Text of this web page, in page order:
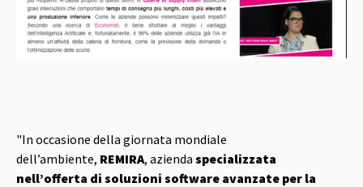
"In occasione della giornata mondiale
dell’ambiente, REMIRA, azienda specializzata
nell’offerta di soluzioni software avanzate per la